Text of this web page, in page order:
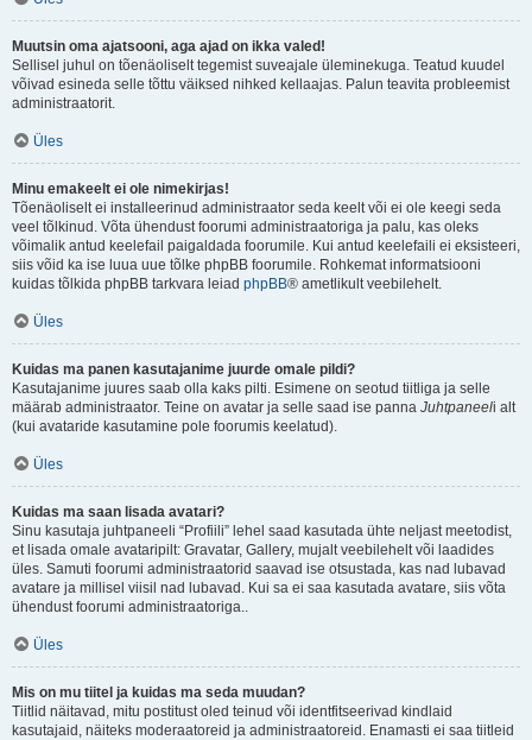
Muutsin oma ajatsooni, aga ajad on ikka valed!
Sellisel juhul on tõenäoliselt tegemist suveajale üleminekuga. Teatud kuudel
võivad esineda selle tõttu väiksed nihked kellaajas. Palun teavita probleemist
administraatorit.
Üles
Minu emakeelt ei ole nimekirjas!
Tõenäoliselt ei installeerinud administraator seda keelt või ei ole keegi seda
veel tõlkinud. Võta ühendust foorumi administraatoriga ja palu, kas oleks
võimalik antud keelefail paigaldada foorumile. Kui antud keelefaili ei eksisteeri,
siis võid ka ise luua uue tõlke phpBB foorumile. Rohkemat informatsiooni
kuidas tõlkida phpBB tarkvara leiad phpBB® ametlikult veebilehelt.
Üles
Kuidas ma panen kasutajanime juurde omale pildi?
Kasutajanime juures saab olla kaks pilti. Esimene on seotud tiitliga ja selle
määrab administraator. Teine on avatar ja selle saad ise panna Juhtpaneeli alt
(kui avataride kasutamine pole foorumis keelatud).
Üles
Kuidas ma saan lisada avatari?
Sinu kasutaja juhtpaneeli “Profiili” lehel saad kasutada ühte neljast meetodist,
et lisada omale avataripilt: Gravatar, Gallery, mujalt veebilehelt või laadides
üles. Samuti foorumi administraatorid saavad ise otsustada, kas nad lubavad
avatare ja millisel viisil nad lubavad. Kui sa ei saa kasutada avatare, siis võta
ühendust foorumi administraatoriga..
Üles
Mis on mu tiitel ja kuidas ma seda muudan?
Tiitlid näitavad, mitu postitust oled teinud või identfitseerivad kindlaid
kasutajaid, näiteks moderaatoreid ja administraatoreid. Enamasti ei saa tiitleid